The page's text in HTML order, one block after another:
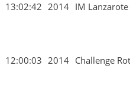
13:02:42 2014 IM Lanzarote
12:00:03 2014 Challenge